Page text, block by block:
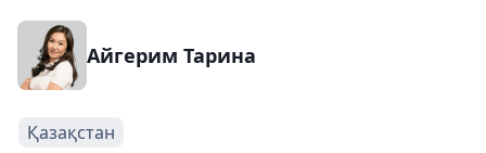
Айгерим Тарина
Қазақстан